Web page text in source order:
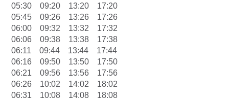
05:30 09:20 13:20 17:20
05:45 09:26 13:26 17:26
06:00 09:32 13:32 17:32
06:06 09:38 13:38 17:38
06:11 09:44 13:44 17:44
06:16 09:50 13:50 17:50
06:21 09:56 13:56 17:56
06:26 10:02 14:02 18:02
06:31 10:08 14:08 18:08